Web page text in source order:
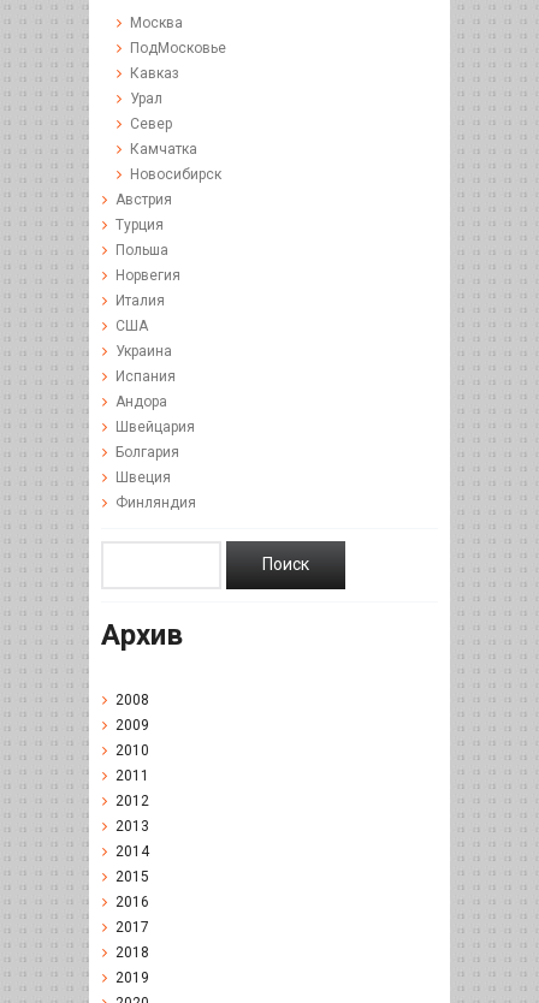
Москва
ПодМосковье
Кавказ
Урал
Север
Камчатка
Новосибирск
Австрия
Турция
Польша
Норвегия
Италия
США
Украина
Испания
Андора
Швейцария
Болгария
Швеция
Финляндия
Архив
2008
2009
2010
2011
2012
2013
2014
2015
2016
2017
2018
2019